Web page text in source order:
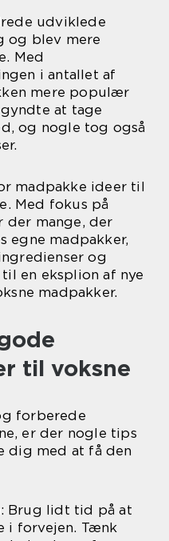
udviklede
og blev mere
Med
i antallet af
mere populær
at tage
og nogle tog også
madpakke ideer til
Med fokus på
der mange, der
egne madpakker,
og
en eksplion af nye
madpakker.
til voksne
forberede
er der nogle tips
dig med at få den
Brug lidt tid på at
i forvejen. Tænk